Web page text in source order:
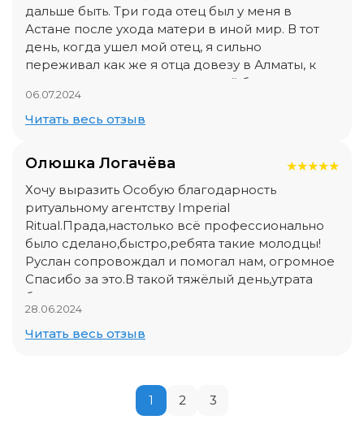
дальше быть. Три года отец был у меня в
Астане после ухода матери в иной мир. В тот
день, когда ушел мой отец, я сильно
переживал как же я отца довезу в Алматы, к
могиле матери, где рядом с ней было
приготовлено место для отца. Я боялся не
довезти отца, не знал на чем везти. Но, в этот
мне на помощь подоспел Руслан с ритуальной
услуги Империал. Буквально ОТ и ДО провел
всю процедуру прощания с отцом. РУСЛАН
продумал и просчитал детально всё.
Организовал вылет с Астаны, сам встретил нас
в Алматы. Я благодарен Руслану и Империал за
проведенную работу. Дай Аллах здоровья вам
и вашим близким. Рақмет көп көп сіздерге!!! Вы
проффесионалы своего дела!
06.07.2024
Читать весь отзыв
Олюшка Логачëва ★★★★★
Хочу выразить Особую благодарность
ритуальному агентству Imperial
Ritual.Прада,настолько всё профессионально
было сделано,быстро,ребята такие молодцы!
Руслан сопровождал и помогал нам, огромное
Спасибо за это.В такой тяжёлый день,утрата
близкого человека,когда очень сложно
собрать все мысли в одно целое,мы не
пожалели,а даже наоборот,что нам
реально,помогли,все сделали на высшем
уровне для того,чтобы проводить нашего папу
28.06.2024
Читать весь отзыв
1 2 3